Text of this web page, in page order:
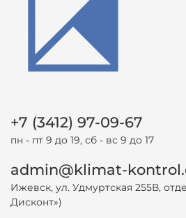
+7 (3412) 97-09-67
пн - пт 9 до 19, сб - вс 9 до 17
admin@klimat-
Ижевск, ул. Удмуртская 255В,
Дисконт»)